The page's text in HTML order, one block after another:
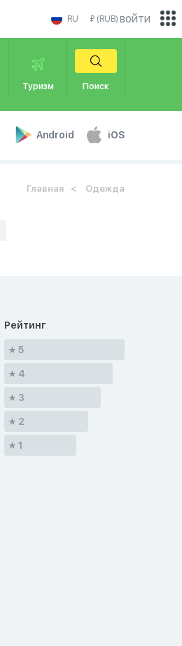
RU ₽ (RUB)
Туризм Поиск
Android iOS
войти
Главная Одежда
Рейтинг
5
4
3
2
1